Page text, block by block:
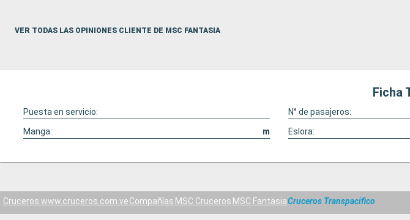
VER TODAS LAS OPINIONES CLIENTE DE MSC FANTASIA
Ficha
Puesta en servicio: N° de pasajeros:
Manga:
m Eslora:
Cruceros www.cruceros.com.veCompañías MSC Cruceros MSC FantasiaCruceros Transpacifico